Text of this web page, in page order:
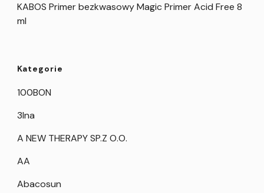
KABOS Primer bezkwasowy Magic Primer Acid Free 8
ml
Kategorie
100BON
3Ina
A NEW THERAPY SP.Z O.O.
AA
Abacosun